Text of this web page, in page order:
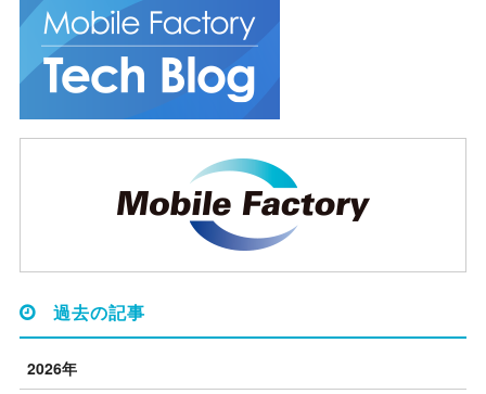
過去の記事
2026年